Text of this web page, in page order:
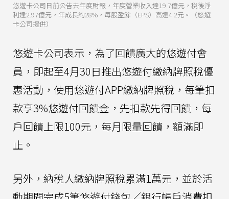
悠遊卡公司日前公告去年度財報，年度營業收入達19.7億元，稅後淨
利達2.97億元，年成長約28%，每股盈餘（EPS）高達4.2元。（悠遊
卡公司提供）
悠遊卡公司表示，為了回饋廣大的悠遊付會
員，即起至4月30日推出悠遊付繳納牌照稅優
惠活動，使用悠遊付APP繳納牌照稅，每筆扣
款享3%悠遊付回饋金，先扣款先得回饋，每
戶回饋上限100元，每月限量回饋，額滿即
止。
另外，納稅人繳納牌照稅累滿1萬元，並於活